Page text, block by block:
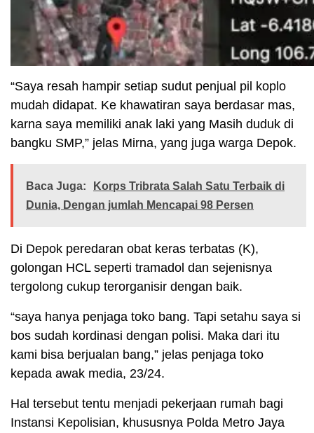
“Saya resah hampir setiap sudut penjual pil koplo
mudah didapat. Ke khawatiran saya berdasar mas,
karna saya memiliki anak laki yang Masih duduk di
bangku SMP,” jelas Mirna, yang juga warga Depok.
Baca Juga:
Korps Tribrata Salah Satu Terbaik di
Dunia, Dengan jumlah Mencapai 98 Persen
Di Depok peredaran obat keras terbatas (K),
golongan HCL seperti tramadol dan sejenisnya
tergolong cukup terorganisir dengan baik.
“saya hanya penjaga toko bang. Tapi setahu saya si
bos sudah kordinasi dengan polisi. Maka dari itu
kami bisa berjualan bang,” jelas penjaga toko
kepada awak media, 23/24.
Hal tersebut tentu menjadi pekerjaan rumah bagi
Instansi Kepolisian, khususnya Polda Metro Jaya